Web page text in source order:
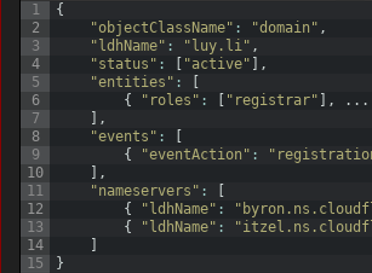
1
2
3
4
5
6
7
8
9
10
11
12
13
14
15
{
"objectClassName" : "domain" ,
"ldhName" : "luy.li" ,
"status" : "active"
,
"entities" :
{
"roles" : "registrar" , . . .
,
"events" :
{
"eventAction" :
,
"nameservers" :
{
"ldhName" :
{
"ldhName" :
}